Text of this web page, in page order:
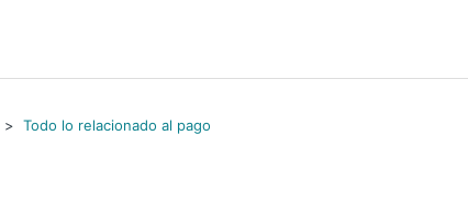
Todo lo relacionado al pago